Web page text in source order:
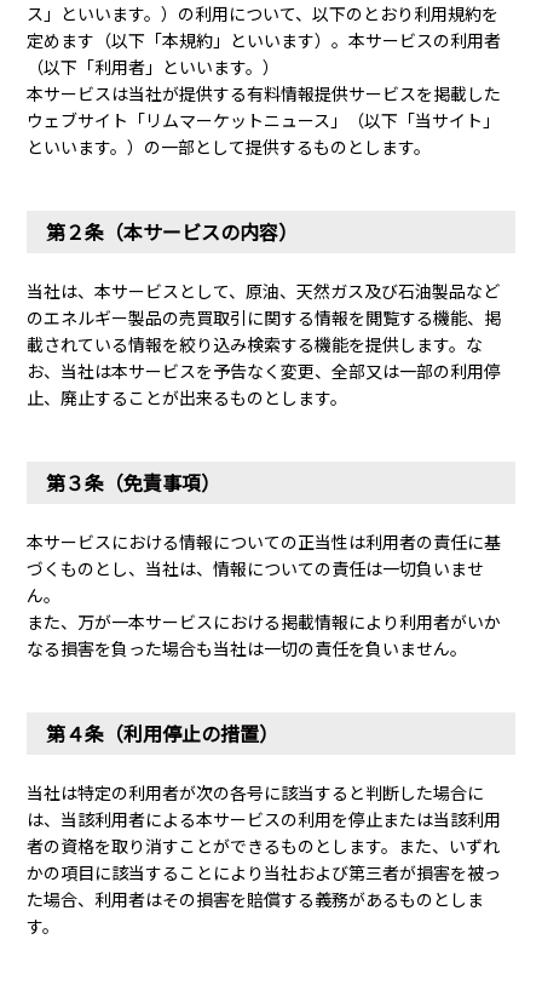
当社記者経由ご利用規約(Japanese)
Terms of Use for Price Entry Via Rim Reporters
使用方法(Japanese)
ス」といいます。）の利用について、以下のとおり利用規約を
定めます（以下「本規約」といいます）。本サービスの利用者
（以下「利用者」といいます。）
本サービスは当社が提供する有料情報提供サービスを掲載した
ウェブサイト「リムマーケットニュース」（以下「当サイト」
といいます。）の一部として提供するものとします。
第２条（本サービスの内容）
当社は、本サービスとして、原油、天然ガス及び石油製品など
のエネルギー製品の売買取引に関する情報を閲覧する機能、掲
載されている情報を絞り込み検索する機能を提供します。な
お、当社は本サービスを予告なく変更、全部又は一部の利用停
止、廃止することが出来るものとします。
第３条（免責事項）
本サービスにおける情報についての正当性は利用者の責任に基
づくものとし、当社は、情報についての責任は一切負いませ
ん。
また、万が一本サービスにおける掲載情報により利用者がいか
なる損害を負った場合も当社は一切の責任を負いません。
第４条（利用停止の措置）
当社は特定の利用者が次の各号に該当すると判断した場合に
は、当該利用者による本サービスの利用を停止または当該利用
者の資格を取り消すことができるものとします。また、いずれ
かの項目に該当することにより当社および第三者が損害を被っ
た場合、利用者はその損害を賠償する義務があるものとしま
す。